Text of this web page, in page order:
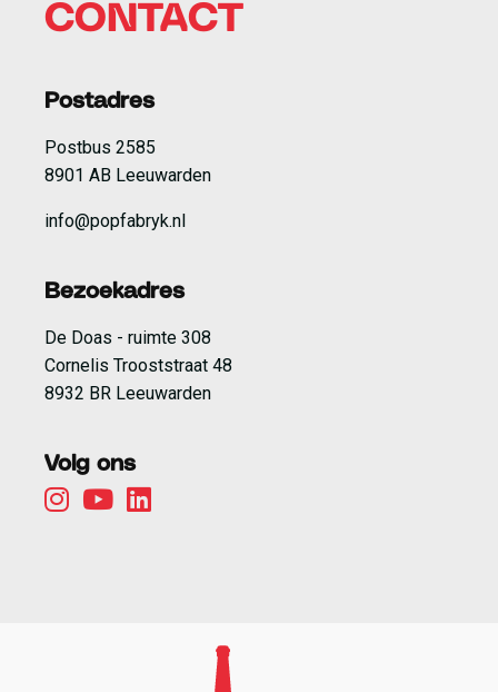
CONTACT
Postadres
Postbus 2585
8901 AB Leeuwarden
info@popfabryk.nl
Bezoekadres
De Doas - ruimte 308
Cornelis Trooststraat 48
8932 BR Leeuwarden
Volg ons